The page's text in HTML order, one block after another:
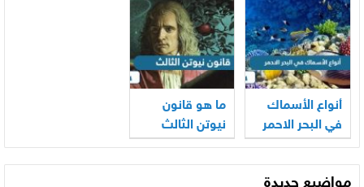
أنواع الأسماك
في البحر الاحمر
ما هو قانون
نيوتن الثالث